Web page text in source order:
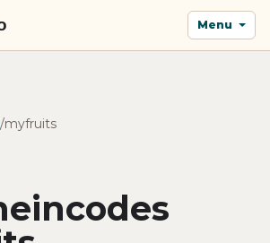
Menu
/myfruits